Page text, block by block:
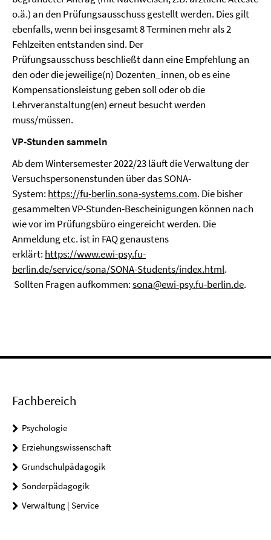
o.ä.) an den Prüfungsausschuss gestellt werden. Dies gilt
ebenfalls, wenn bei insgesamt 8 Terminen mehr als 2
Fehlzeiten entstanden sind. Der
Prüfungsausschuss beschließt dann eine Empfehlung an
den oder die jeweilige(n) Dozenten_innen, ob es eine
Kompensationsleistung geben soll oder ob die
Lehrveranstaltung(en) erneut besucht werden
muss/müssen.
VP-Stunden sammeln
Ab dem Wintersemester 2022/23 läuft die Verwaltung der
Versuchspersonenstunden über das SONA-
System: https://fu-berlin.sona-systems.com. Die bisher
gesammelten VP-Stunden-Bescheinigungen können nach
wie vor im Prüfungsbüro eingereicht werden. Die
Anmeldung etc. ist in FAQ genaustens
erklärt: https://www.ewi-psy.fu-
berlin.de/service/sona/SONA-Students/index.html.
Sollten Fragen aufkommen:sona@ewi-psy.fu-berlin.de.
Fachbereich
Psychologie
Erziehungswissenschaft
Grundschulpädagogik
Sonderpädagogik
Verwaltung | Service